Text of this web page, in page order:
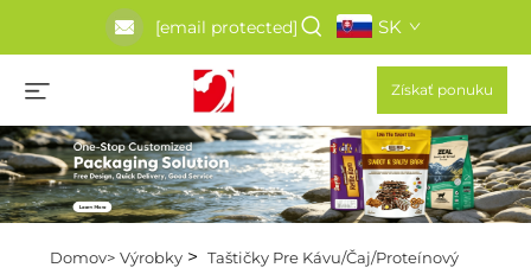
[email protected] SK
Získať ponuku
Domov> Výrobky> Taštičky Pre Kávu/Čaj/Proteínový